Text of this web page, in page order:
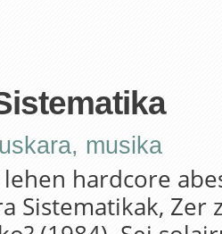
, musika
lehen hardcore
Sistematikak, Zer